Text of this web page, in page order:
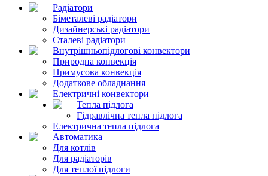
Радіатори
Біметалеві радіатори
Дизайнерські радіатори
Сталеві радіатори
Внутрішньопідлогові конвектори
Природна конвекція
Примусова конвекція
Додаткове обладнання
Електричні конвектори
Тепла підлога
Гідравлічна тепла підлога
Електрична тепла підлога
Автоматика
Для котлів
Для радіаторів
Для теплої підлоги